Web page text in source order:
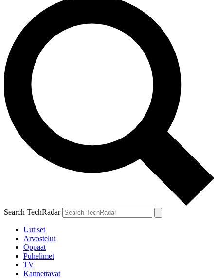
Search TechRadar
Uutiset
Arvostelut
Oppaat
Puhelimet
TV
Kannettavat